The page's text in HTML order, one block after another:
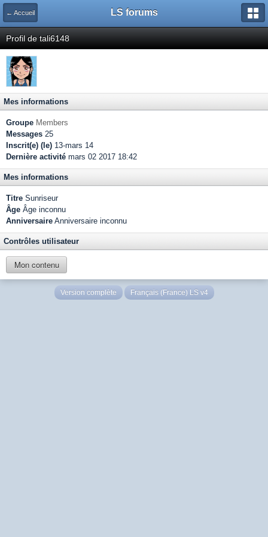
← Accueil LS forums
Profil de tali6148
Mes informations
Groupe Members
Messages 25
Inscrit(e) (le) 13-mars 14
Dernière activité mars 02 2017 18:42
Mes informations
Titre Sunriseur
Âge Âge inconnu
Anniversaire Anniversaire inconnu
Contrôles utilisateur
Mon contenu
Version complète Français (France) LS v4